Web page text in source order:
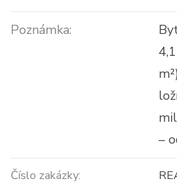
Poznámka:
–
Číslo zakázky: